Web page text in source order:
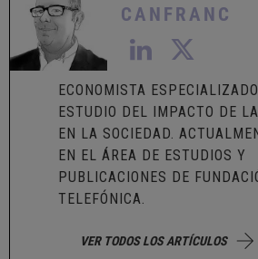
CANFRANC
ECONOMISTA
ESTUDIO DEL IMPACTO DE
EN LA SOCIEDAD.
EN EL ÁREA DE ESTUDIOS Y
PUBLICACIONES DE
TELEFÓNICA.
VER TODOS LOS ARTÍCULOS